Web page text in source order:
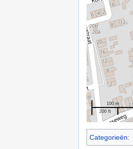
100 m
200 ft
Categorieën: